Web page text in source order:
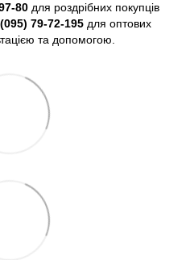
80 для роздрібних покупців
79-72-195 для оптових
та допомогою.